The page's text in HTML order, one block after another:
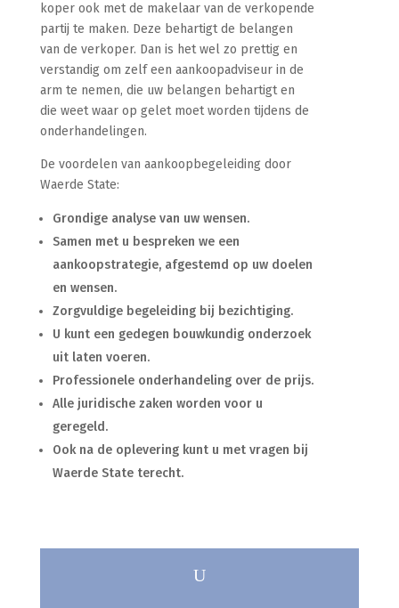
koper ook met de makelaar van de verkopende
partij te maken. Deze behartigt de belangen
van de verkoper. Dan is het wel zo prettig en
verstandig om zelf een aankoopadviseur in de
arm te nemen, die uw belangen behartigt en
die weet waar op gelet moet worden tijdens de
onderhandelingen.
De voordelen van aankoopbegeleiding door
Waerde State:
Grondige analyse van uw wensen.
Samen met u bespreken we een
aankoopstrategie, afgestemd op uw doelen
en wensen.
Zorgvuldige begeleiding bij bezichtiging.
U kunt een gedegen bouwkundig onderzoek
uit laten voeren.
Professionele onderhandeling over de prijs.
Alle juridische zaken worden voor u
geregeld.
Ook na de oplevering kunt u met vragen bij
Waerde State terecht.
U